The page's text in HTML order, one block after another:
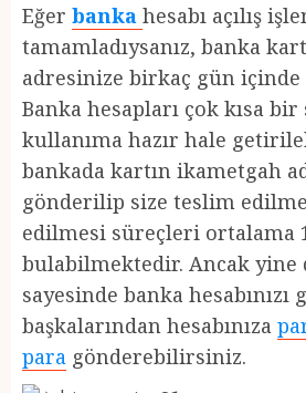
Eğer banka hesabı açılış
tamamladıysanız, banka
adresinize birkaç gün
Banka hesapları çok kısa bir
kullanıma hazır hale
bankada kartın ikametgah
gönderilip size teslim
edilmesi süreçleri ortalama
bulabilmektedir. Ancak yine
sayesinde banka hesabınızı
başkalarından hesabınıza
para gönderebilirsiniz.